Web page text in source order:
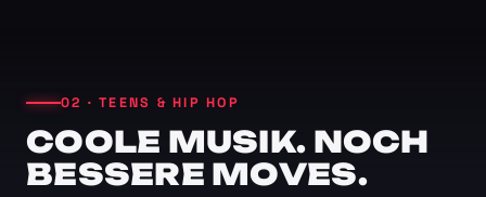
02 · TEENS & HIP HOP
COOLE MUSIK. NOCH
BESSERE MOVES.